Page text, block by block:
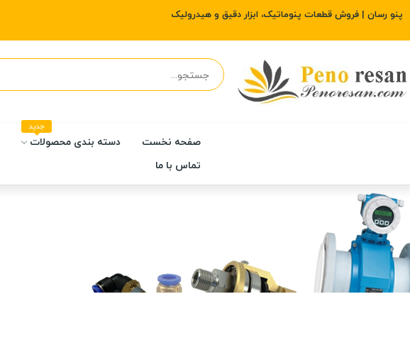
پنو رسان | فروش قطعات پنوماتیک، ابزار دقیق و هیدرولیک
صفحه نخست دسته بندی محصولات
جدید
تماس با ما